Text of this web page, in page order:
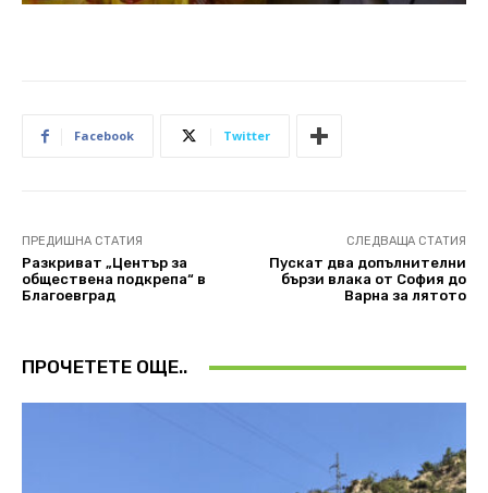
Facebook Twitter
ПРЕДИШНА СТАТИЯ
Разкриват „Център за
обществена подкрепа“ в
Благоевград
СЛЕДВАЩА СТАТИЯ
Пускат два допълнителни
бързи влака oт София до
Варна за лятото
ПРОЧЕТЕТЕ ОЩЕ..